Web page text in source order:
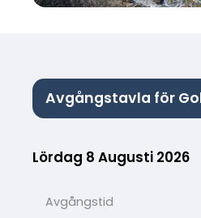
Avgångstavla för
Lördag 8 Augusti 2026
Avgångstid